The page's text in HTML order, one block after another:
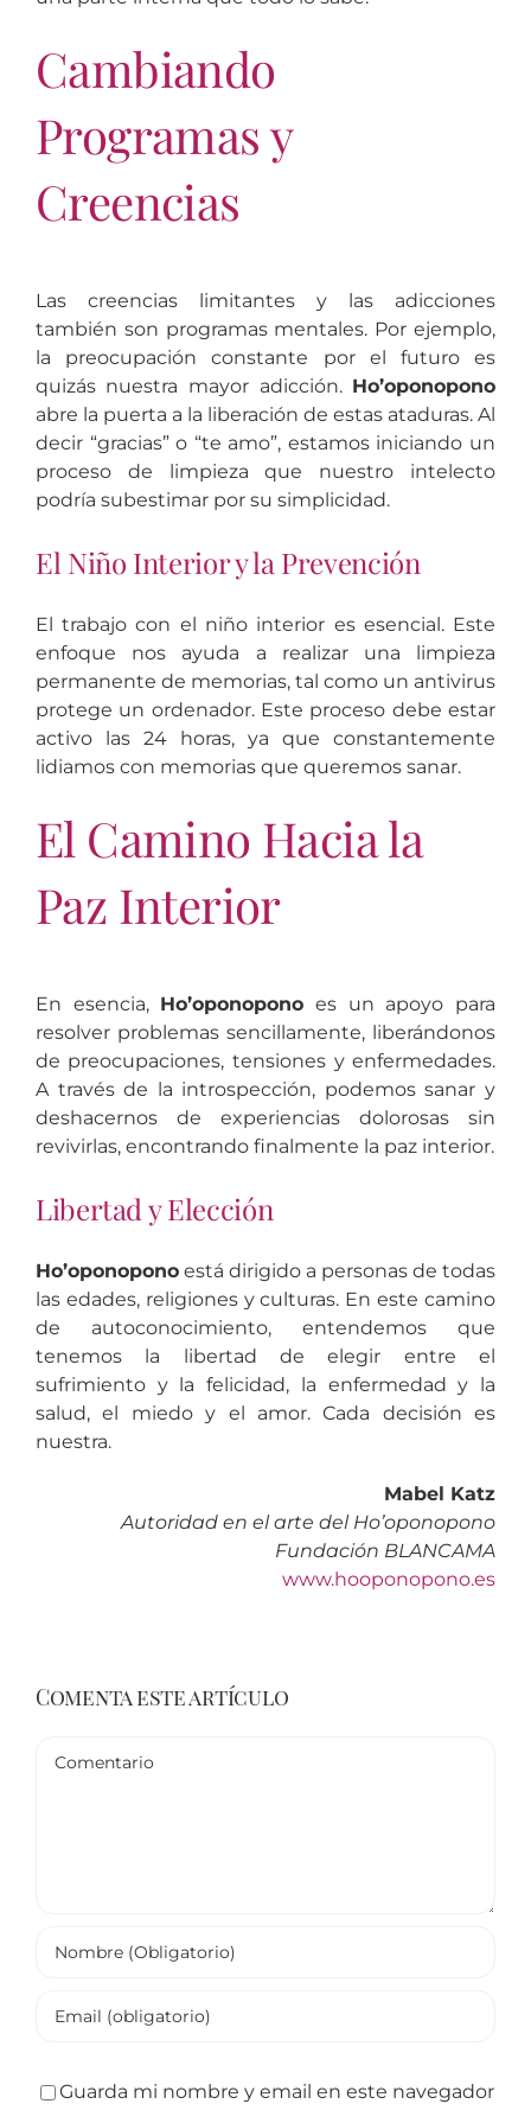
Cambiando
Programas y
Creencias
Las creencias limitantes y las adicciones
también son programas mentales. Por ejemplo,
la preocupación constante por el futuro es
quizás nuestra mayor adicción. Ho’oponopono
abre la puerta a la liberación de estas ataduras. Al
decir “gracias” o “te amo”, estamos iniciando un
proceso de limpieza que nuestro intelecto
podría subestimar por su simplicidad.
El Niño Interior y la Prevención
El trabajo con el niño interior es esencial. Este
enfoque nos ayuda a realizar una limpieza
permanente de memorias, tal como un antivirus
protege un ordenador. Este proceso debe estar
activo las 24 horas, ya que constantemente
lidiamos con memorias que queremos sanar.
El Camino Hacia la
Paz Interior
En esencia, Ho’oponopono es un apoyo para
resolver problemas sencillamente, liberándonos
de preocupaciones, tensiones y enfermedades.
A través de la introspección, podemos sanar y
deshacernos de experiencias dolorosas sin
revivirlas, encontrando finalmente la paz interior.
Libertad y Elección
Ho’oponoponoestá dirigido a personas de todas
las edades, religiones y culturas. En este camino
de autoconocimiento, entendemos que
tenemos la libertad de elegir entre el
sufrimiento y la felicidad, la enfermedad y la
salud, el miedo y el amor. Cada decisión es
nuestra.
Mabel Katz
Autoridad en el arte del Ho’oponopono
Fundación BLANCAMA
www.hooponopono.es
Comenta este artículo
Guarda mi nombre y email en este navegador